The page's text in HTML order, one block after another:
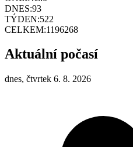
DNES:93
TÝDEN:522
CELKEM:1196268
Aktuální počasí
dnes, čtvrtek 6. 8. 2026